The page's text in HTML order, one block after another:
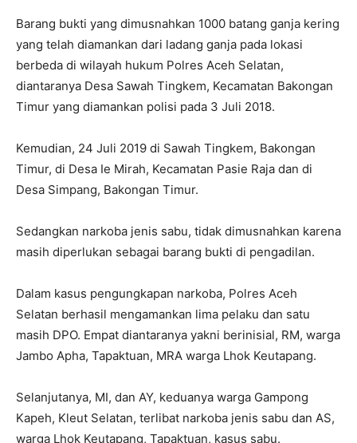
Barang bukti yang dimusnahkan 1000 batang ganja kering
yang telah diamankan dari ladang ganja pada lokasi
berbeda di wilayah hukum Polres Aceh Selatan,
diantaranya Desa Sawah Tingkem, Kecamatan Bakongan
Timur yang diamankan polisi pada 3 Juli 2018.
Kemudian, 24 Juli 2019 di Sawah Tingkem, Bakongan
Timur, di Desa Ie Mirah, Kecamatan Pasie Raja dan di
Desa Simpang, Bakongan Timur.
Sedangkan narkoba jenis sabu, tidak dimusnahkan karena
masih diperlukan sebagai barang bukti di pengadilan.
Dalam kasus pengungkapan narkoba, Polres Aceh
Selatan berhasil mengamankan lima pelaku dan satu
masih DPO. Empat diantaranya yakni berinisial, RM, warga
Jambo Apha, Tapaktuan, MRA warga Lhok Keutapang.
Selanjutanya, MI, dan AY, keduanya warga Gampong
Kapeh, Kleut Selatan, terlibat narkoba jenis sabu dan AS,
warga Lhok Keutapang, Tapaktuan, kasus sabu.